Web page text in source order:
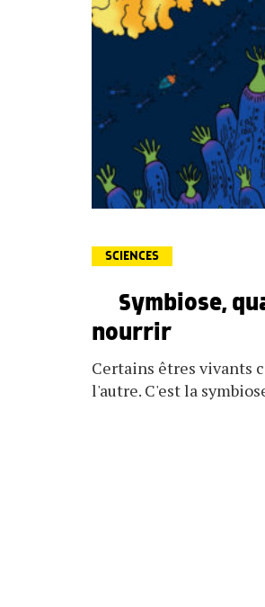
SCIENCES
Symbiose,
nourrir
Certains êtres vivants
l'autre. C'est la